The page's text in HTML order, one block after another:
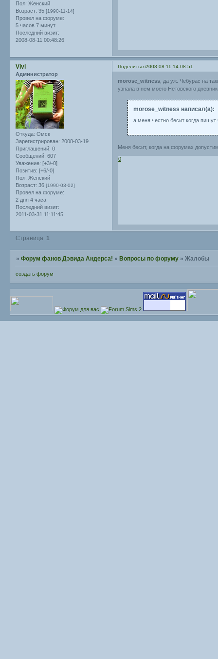
Пол: Женский
Возраст: 35 [1990-11-14]
Провел на форуме:
5 часов 7 минут
Последний визит:
2008-08-11 00:48:26
Поделиться2008-08-11 14:08:51
Vivi
Администратор
Откуда: Омск
Зарегистрирован: 2008-03-19
Приглашений: 0
Сообщений: 607
Уважение: [+3/-0]
Позитив: [+6/-0]
Пол: Женский
Возраст: 36 [1990-03-02]
Провел на форуме:
2 дня 4 часа
Последний визит:
2011-03-31 11:11:45
morose_witness , да уж. Чебурас на
узнала в нём моего Нетовского
morose_witness написал(а):
а меня честно бесит когда
Меня бесит, когда на форумах
0
Страница: 1
»Форум фанов Дэвида Андерса! » Вопросы по форуму »Жалобы
создать форум